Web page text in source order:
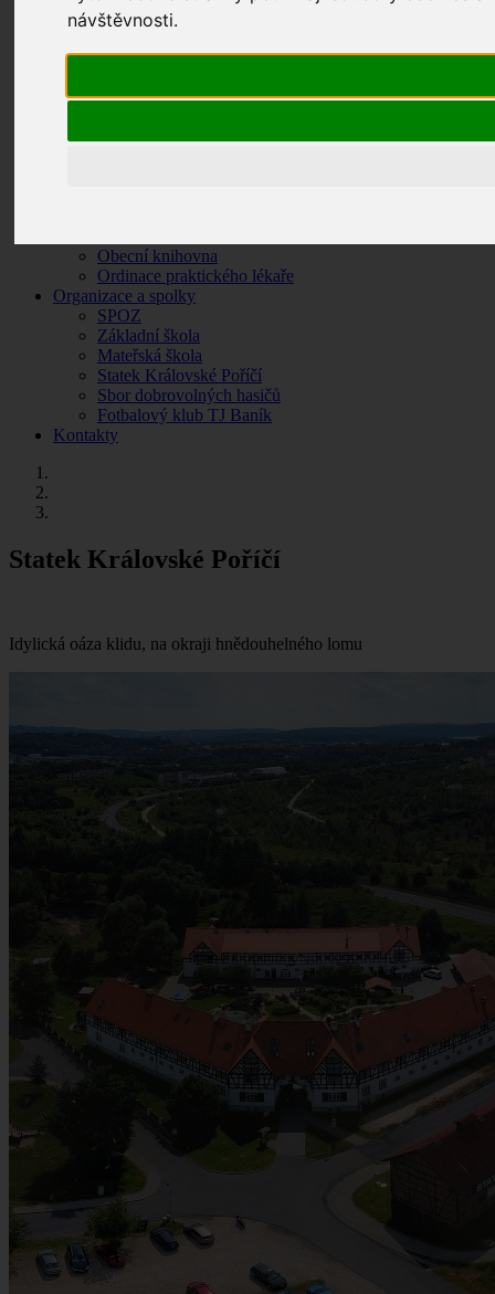
návštěvnosti.
Zpravodaj
O Královském Poříčí
Historie obce
Obecní knihovna
Ordinace praktického lékaře
Organizace a spolky
SPOZ
Základní škola
Mateřská škola
Statek Královské Poříčí
Sbor dobrovolných hasičů
Fotbalový klub TJ Baník
Kontakty
Statek Královské Poříčí
Idylická oáza klidu, na okraji hnědouhelného lomu